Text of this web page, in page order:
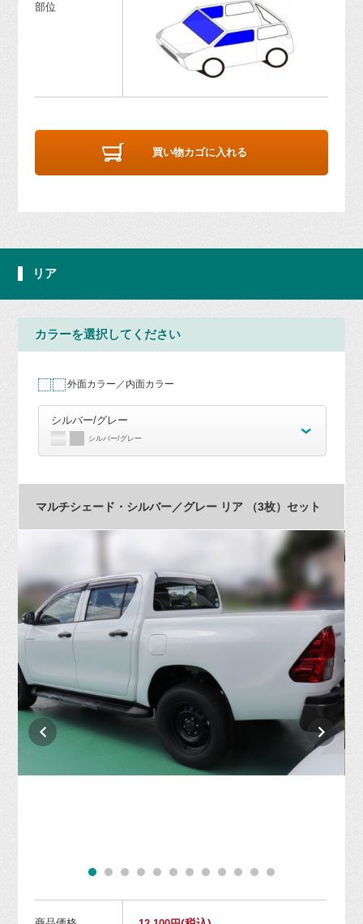
部位
買い物カゴに入れる
リア
カラーを選択してください
外面カラー／内面カラー
シルバー/グレー
シルバー/グレー
マルチシェード・シルバー／グレー リア （3枚）セット